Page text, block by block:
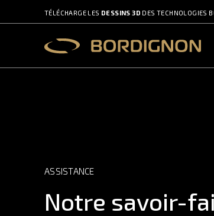
TÉLÉCHARGE LES DESSINS 3D DES TECHNOLOGIES
ASSISTANCE
Notre savoir-